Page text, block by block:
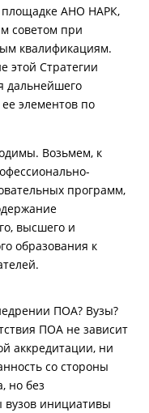
площадке АНО НАРК,
советом при
квалификациям.
этой Стратегии
дальнейшего
элементов по
Возьмем, к
программ,
высшего и
образования к
ПОА? Вузы?
ПОА не зависит
аккредитации, ни
со стороны
но без
вузов инициативы